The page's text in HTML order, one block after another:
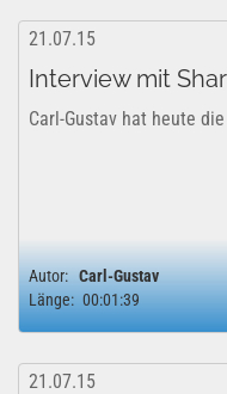
21.07.15
Interview mit
Carl-Gustav hat heute
Autor: Carl-Gustav
Länge: 00:01:39
21.07.15